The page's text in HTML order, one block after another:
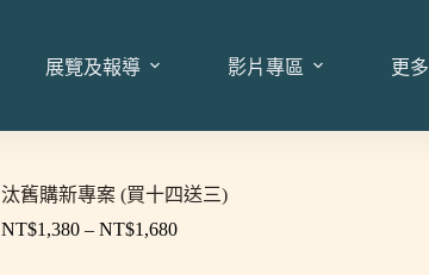
展覽及報導 影片專區 更多
汰舊購新專案 (買十四送三)
NT$1,380 – NT$1,680